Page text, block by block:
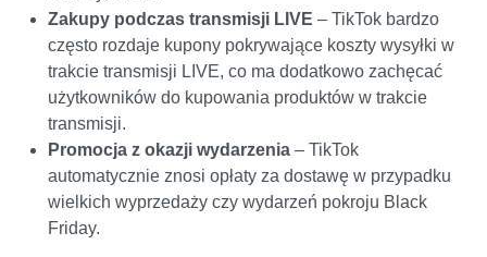
Zakupy podczas transmisji LIVE – TikTok bardzo
często rozdaje kupony pokrywające koszty wysyłki w
trakcie transmisji LIVE, co ma dodatkowo zachęcać
użytkowników do kupowania produktów w trakcie
transmisji.
Promocja z okazji wydarzenia – TikTok
automatycznie znosi opłaty za dostawę w przypadku
wielkich wyprzedaży czy wydarzeń pokroju Black
Friday.